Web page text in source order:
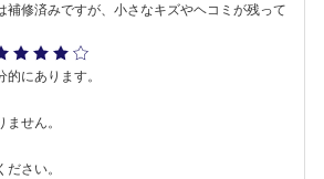
補修済みですが、小さなキズやヘコミが残って
にあります。
せん。
さい。